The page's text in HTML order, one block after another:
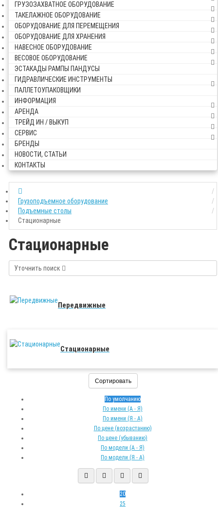
ГРУЗОЗАХВАТНОЕ ОБОРУДОВАНИЕ
ТАКЕЛАЖНОЕ ОБОРУДОВАНИЕ
ОБОРУДОВАНИЕ ДЛЯ ПЕРЕМЕЩЕНИЯ
ОБОРУДОВАНИЕ ДЛЯ ХРАНЕНИЯ
НАВЕСНОЕ ОБОРУДОВАНИЕ
ВЕСОВОЕ ОБОРУДОВАНИЕ
ЭСТАКАДЫ РАМПЫ ПАНДУСЫ
ГИДРАВЛИЧЕСКИЕ ИНСТРУМЕНТЫ
ПАЛЛЕТОУПАКОВЩИКИ
ИНФОРМАЦИЯ
АРЕНДА
ТРЕЙД ИН / ВЫКУП
СЕРВИС
БРЕНДЫ
НОВОСТИ, СТАТЬИ
КОНТАКТЫ
Грузоподъемное оборудование
Подъемные столы
Стационарные
Стационарные
Уточнить поиск
Передвижные
Стационарные
Сортировать
По умолчанию
По имени (A - Я)
По имени (Я - A)
По цене (возрастанию)
По цене (убыванию)
По модели (A - Я)
По модели (Я - A)
20
25